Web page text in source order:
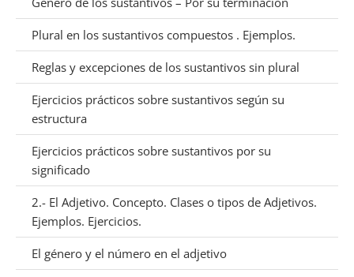
Plural en los sustantivos compuestos . Ejemplos.
Reglas y excepciones de los sustantivos sin plural
Ejercicios prácticos sobre sustantivos según su
estructura
Ejercicios prácticos sobre sustantivos por su
significado
2.- El Adjetivo. Concepto. Clases o tipos de Adjetivos.
Ejemplos. Ejercicios.
El género y el número en el adjetivo